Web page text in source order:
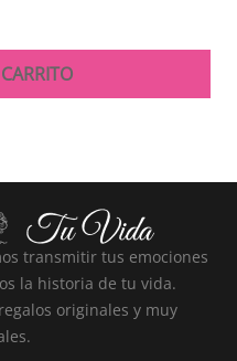
transmitir tus emociones
la historia de tu vida.
originales y muy